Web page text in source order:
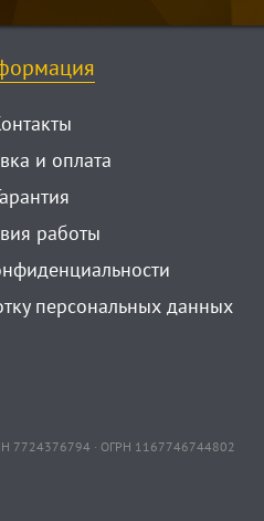
и оплата
работы
персональных данных
7724376794 · ОГРН 1167746744802